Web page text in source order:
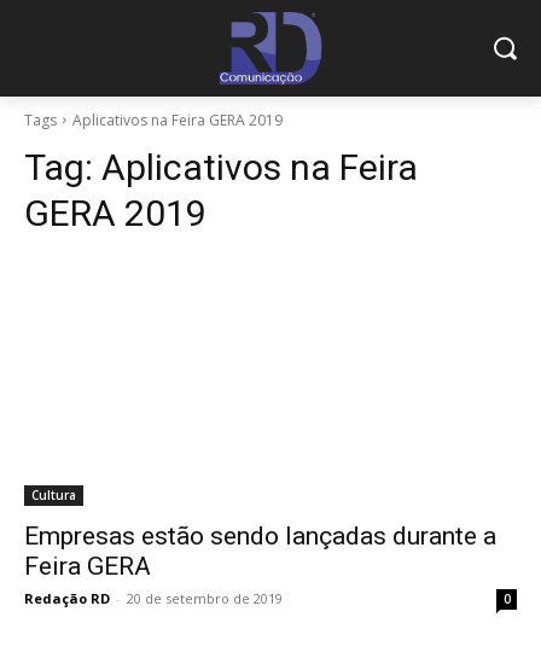
Tags Aplicativos na Feira GERA 2019
Tag: Aplicativos na Feira
GERA 2019
Cultura
Empresas estão sendo lançadas durante a
Feira GERA
Redação RD - 20 de setembro de 2019 0